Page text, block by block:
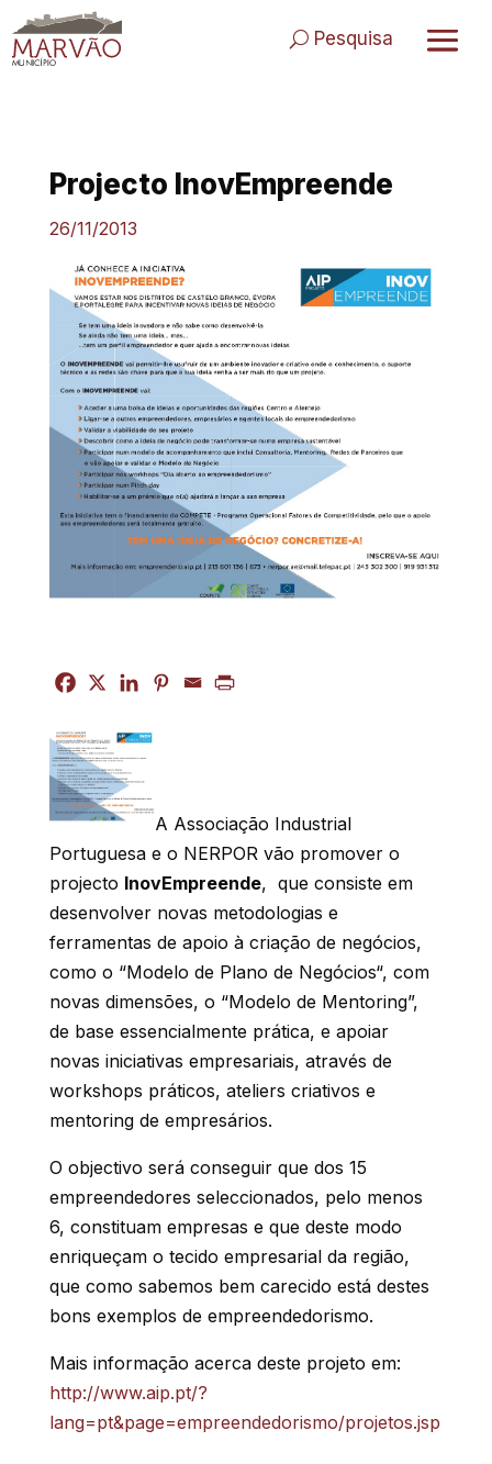
to
content
Pesquisa
Projecto InovEmpreende
26/11/2013
A Associação Industrial
Portuguesa e o NERPOR vão promover o
projecto InovEmpreende, que consiste em
desenvolver novas metodologias e
ferramentas de apoio à criação de negócios,
como o “Modelo de Plano de Negócios“, com
novas dimensões, o “Modelo de Mentoring”,
de base essencialmente prática, e apoiar
novas iniciativas empresariais, através de
workshops práticos, ateliers criativos e
mentoring de empresários.
O objectivo será conseguir que dos 15
empreendedores seleccionados, pelo menos
6, constituam empresas e que deste modo
enriqueçam o tecido empresarial da região,
que como sabemos bem carecido está destes
bons exemplos de empreendedorismo.
Mais informação acerca deste projeto em:
http://www.aip.pt/?
lang=pt&page=empreendedorismo/projetos.jsp